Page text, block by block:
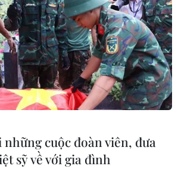
cuộc đoàn viên, đưa
sỹ về với gia đình